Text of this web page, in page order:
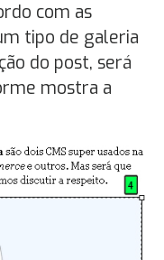
com as
tipo de galeria
do post, será
mostra a